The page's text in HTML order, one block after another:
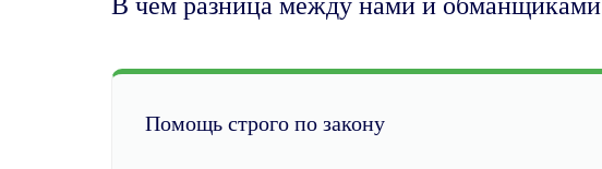
Помощь строго по закону